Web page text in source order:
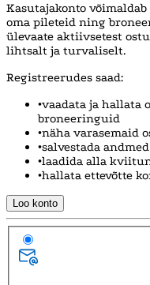
Kasutajakonto
oma pileteid ning
ülevaate aktiivsetest
lihtsalt ja turvaliselt.
Registreerudes saad:
•vaadata ja hallata
broneeringuid
•näha varasemaid
•salvestada
•laadida alla
•hallata ettevõtte
Loo konto